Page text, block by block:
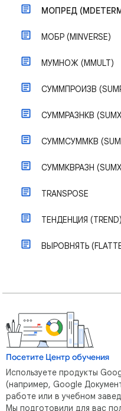
МОПРЕД
МОБР (MINVERSE)
МУМНОЖ (MMULT)
СУММПРОИЗВ
СУММРАЗНКВ
СУММСУММКВ
СУММКВРАЗН
TRANSPOSE
ТЕНДЕНЦИЯ (TREND)
ВЫРОВНЯТЬ
Посетите Центр обучения
Используете продукты
(например, Google
работе или в учебном
Мы подготовили для вас